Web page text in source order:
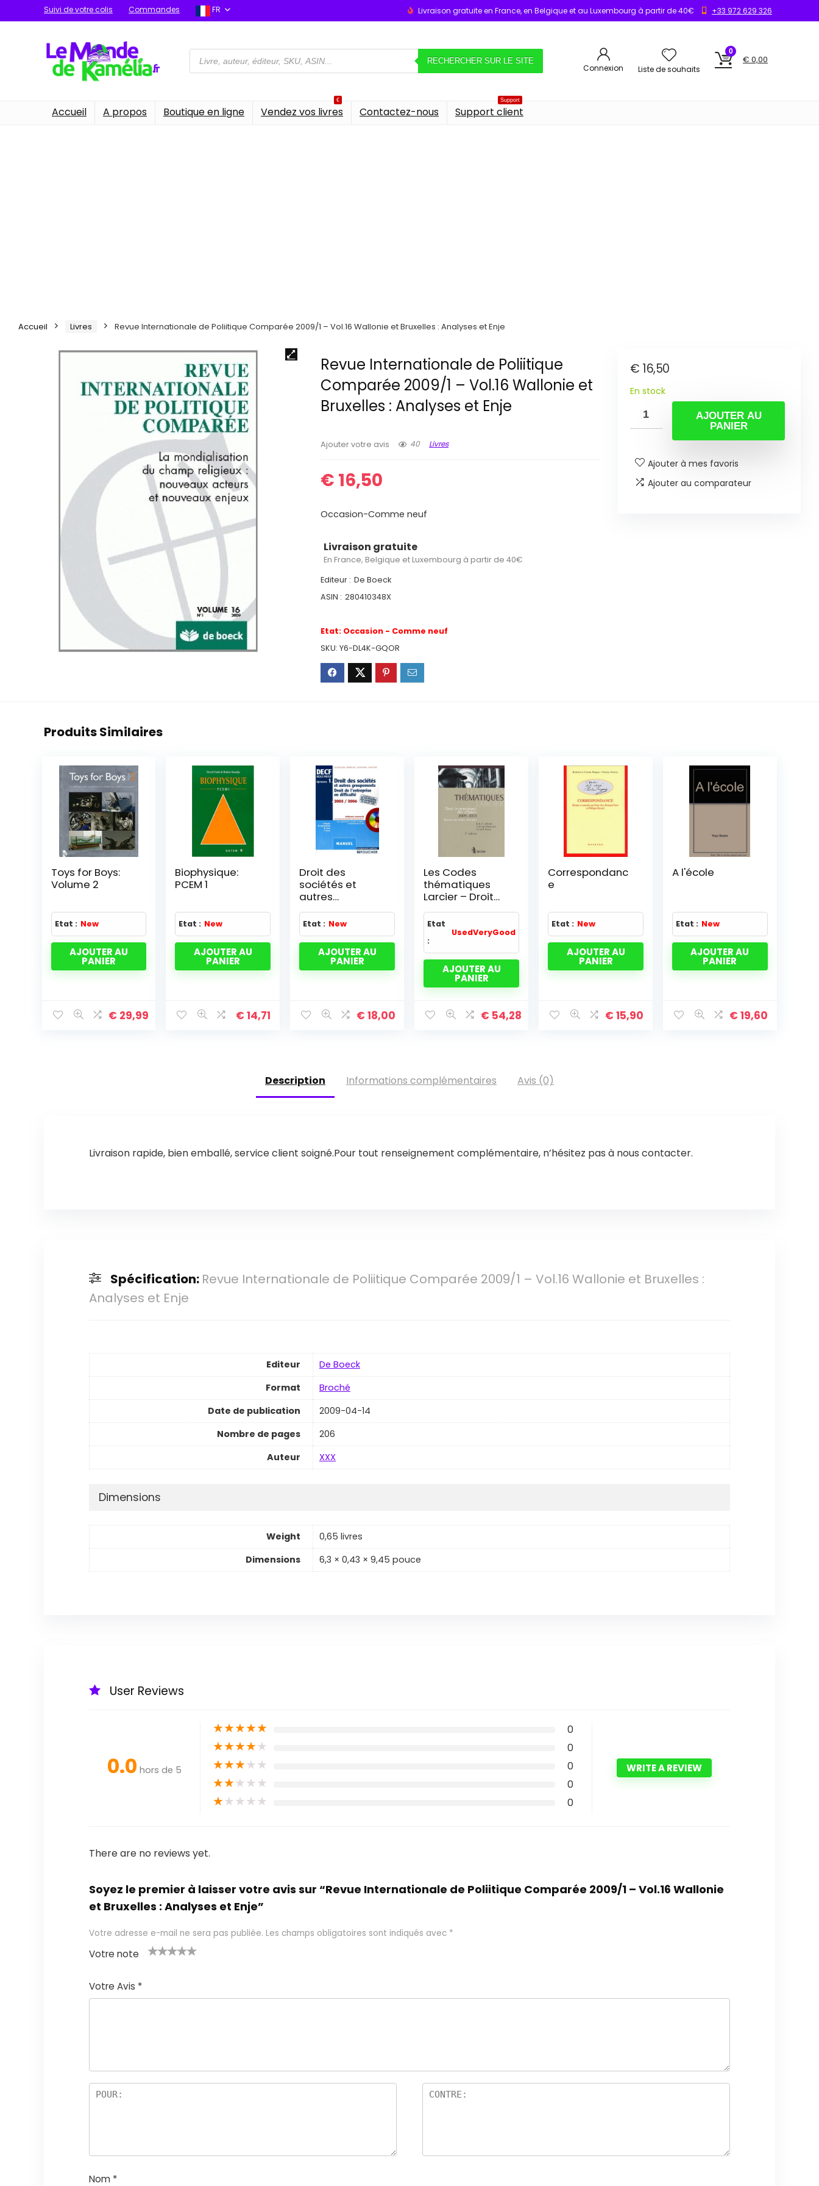
Suivi de votre colis Commandes FR Livraison gratuite en France, en Belgique et au Luxembourg à partir de 40€ +33 972 629 326
Recherche
de
produits
RECHERCHER SUR LE SITE
Connexion Liste de souhaits
0
€ 0,00
Accueil A propos Boutique en ligne
€
Vendez vos livres Contactez-nous
Support
Support client
Accueil Livres Revue Internationale de Poliitique Comparée 2009/1 – Vol.16 Wallonie et Bruxelles : Analyses et Enje
Revue Internationale de Poliitique
Comparée 2009/1 – Vol.16 Wallonie et
Bruxelles : Analyses et Enje
Ajouter votre avis 40 Livres
€ 16,50
Occasion-Comme neuf
Livraison gratuite
En France, Belgique et Luxembourg à partir de 40€
Editeur : De Boeck
ASIN : 280410348X
Etat: Occasion - Comme neuf
SKU:Y6-DL4K-GQOR
€ 16,50
En stock
AJOUTER AU
PANIER
Ajouter à mes favoris
Ajouter au comparateur
Produits Similaires
Toys for Boys:
Volume 2
Etat : New
AJOUTER AU
PANIER
€ 29,99
Biophysique:
PCEM 1
Etat : New
AJOUTER AU
PANIER
€ 14,71
Droit des
sociétés et
autres
groupements –
Droit de
l'entreprise en
difficulté:
Manuel Edition
2005-2006
Etat : New
AJOUTER AU
PANIER
€ 18,00
Les Codes
thématiques
Larcier – Droit
international
des affaires
2009-2010
Etat
:
UsedVeryGood
AJOUTER AU
PANIER
€ 54,28
Correspondanc
e
Etat : New
AJOUTER AU
PANIER
€ 15,90
A l'école
Etat : New
AJOUTER AU
PANIER
€ 19,60
Description Informations complémentaires Avis (0)
Livraison rapide, bien emballé, service client soigné.Pour tout renseignement complémentaire, n’hésitez pas à nous contacter.
Spécification: Revue Internationale de Poliitique Comparée 2009/1 – Vol.16 Wallonie et Bruxelles :
Analyses et Enje
Editeur
De Boeck
Format
Broché
Date de publication
2009-04-14
Nombre de pages
206
Auteur
XXX
Dimensions
Weight
0,65 livres
Dimensions
6,3 × 0,43 × 9,45 pouce
User Reviews
0.0 hors de 5
★★★★★ 0
★★★★★ 0
★★★★★ 0
★★★★★ 0
★★★★★ 0
WRITE A REVIEW
There are no reviews yet.
Soyez le premier à laisser votre avis sur “Revue Internationale de Poliitique Comparée 2009/1 – Vol.16 Wallonie
et Bruxelles : Analyses et Enje”
Votre adresse e-mail ne sera pas publiée. Les champs obligatoires sont indiqués avec *
Votre note
t
5
s
5
Votre Avis *
Nom *